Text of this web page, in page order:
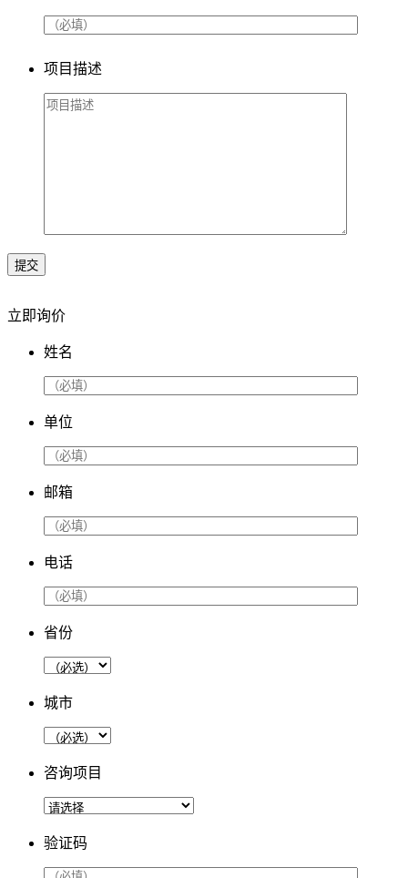
项目描述
提交
立即询价
姓名
单位
邮箱
电话
省份
城市
咨询项目
验证码